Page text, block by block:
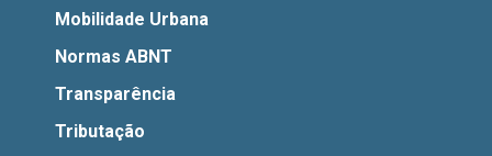
Mobilidade Urbana
Normas ABNT
Transparência
Tributação